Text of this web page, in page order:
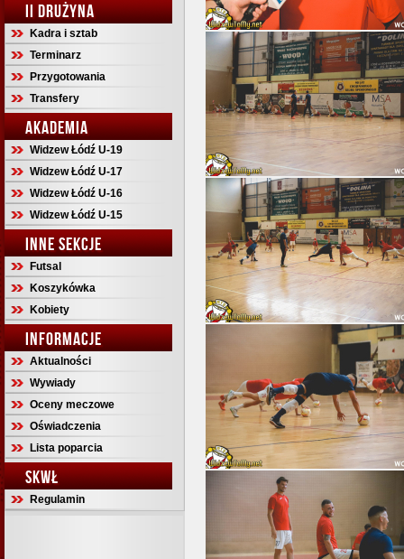
II DRUŻYNA
Kadra i sztab
Terminarz
Przygotowania
Transfery
AKADEMIA
Widzew Łódź U-19
Widzew Łódź U-17
Widzew Łódź U-16
Widzew Łódź U-15
INNE SEKCJE
Futsal
Koszykówka
Kobiety
INFORMACJE
Aktualności
Wywiady
Oceny meczowe
Oświadczenia
Lista poparcia
SKWŁ
Regulamin